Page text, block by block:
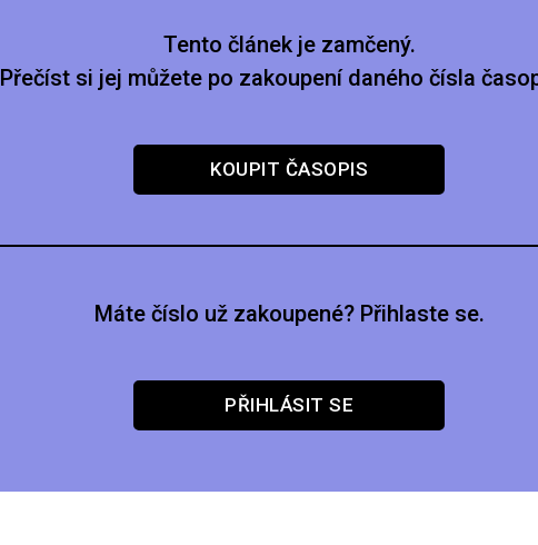
Tento článek je zamčený.
Přečíst si jej můžete po zakoupení daného čísla
KOUPIT ČASOPIS
Máte číslo už zakoupené? Přihlaste se.
PŘIHLÁSIT SE